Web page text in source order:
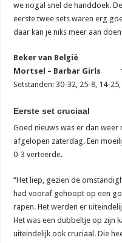
we nogal snel de handdoek.
eerste twee sets waren erg
daar kan je niks meer aan
Beker van België
Mortsel – Barbar Girls
Setstanden: 30-32, 25-8, 14-
Eerste set cruciaal
Goed nieuws was er dan weer
afgelopen zaterdag. Een
0-3 verteerde.
“Het liep, gezien de
had vooraf gehoopt op een
rapen. Het werden er
Het was een dubbeltje op zijn
uiteindelijk ook cruciaal. Die